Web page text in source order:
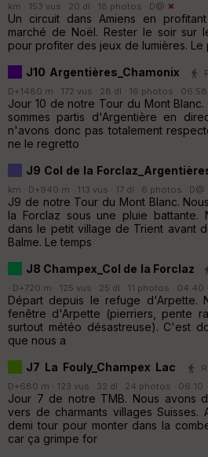
km · 153 vus · 20 dl · 18 photos · D@
Un circuit dans Amiens en
marché de Noël. Rester le soir sur
pour profiter des jeux de lumières.
J10 Argentières_Chamonix
D+1480 m · 172 vus · 28 dl · 16 photos · 06:58
Jour 10 de notre Tour du Mont
sommes partis d'Argentière en
n'avons donc pas totalement
ne le regretto
J9 Col de la
km · D+940 m · 113 vus · 17 dl · 6 photos · D@
J9 de notre Tour du Mont Blanc.
la Forclaz sous une pluie battante.
dans le petit village de Trient avant
Balme. Le temps
J8 Champex_Col de la Forclaz
· D+720 m · 125 vus · 25 dl · 11 photos · 04:40 ·
Départ depuis le refuge d'Arpette.
fenêtre d'Arpette (pierriers, pente
surtout météo désastreuse). C'est
que nous a
J7 La Fouly_Champex Lac
D+680 m · 123 vus · 32 dl · 24 photos · 06:10 ·
Jour 7 de notre TMB. Nous avons
vers de charmants villages Suisses.
demi tour pour monter dans la
car ça grimpe for